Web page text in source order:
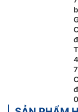
Hướng dẫn
hợp với nhu
Chọn mua